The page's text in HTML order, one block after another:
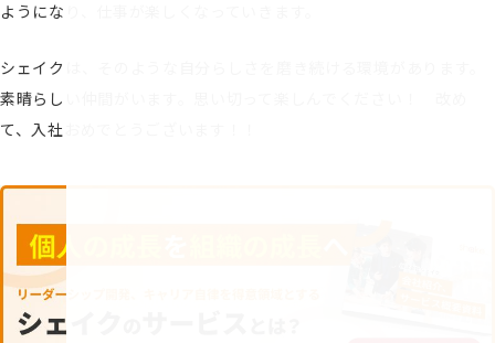
ようになり、仕事が楽しくなっていきます。
シェイクは、そのような自分らしさを磨き続ける環境があります。
素晴らしい仲間がいます。思い切って楽しんでください！ 改め
て、入社おめでとうございます！！